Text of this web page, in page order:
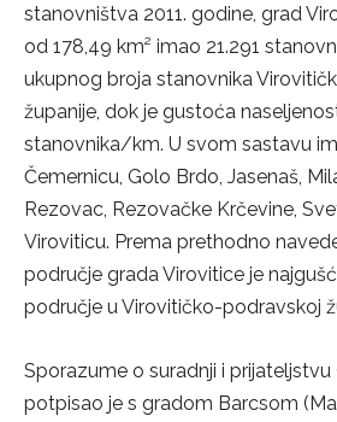
stanovništva 2011. godine, grad
od 178,49 km² imao 21.291
ukupnog broja stanovnika
županije, dok je gustoća
stanovnika/km. U svom sastavu
Čemernicu, Golo Brdo, Jasenaš,
Rezovac, Rezovačke Krčevine,
Viroviticu. Prema prethodno
područje grada Virovitice je
područje u Virovitičko-podravskoj
Sporazume o suradnji i prijateljstvu
potpisao je s gradom Barcsom